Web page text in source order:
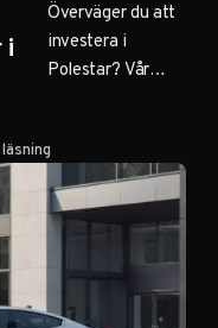
i
Överväger du att
investera i
Polestar? Vår
behöver veta om
Polestar-aktien.
Klicka för
elbilsmarknaden!